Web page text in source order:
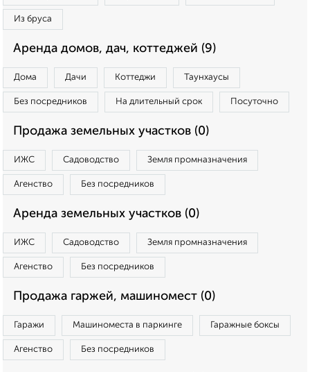
Из бруса
Аренда домов, дач, коттеджей (9)
Дома Дачи Коттеджи Таунхаусы
Без посредников На длительный срок Посуточно
Продажа земельных участков (0)
ИЖС Садоводство Земля промназначения
Агенство Без посредников
Аренда земельных участков (0)
ИЖС Садоводство Земля промназначения
Агенство Без посредников
Продажа гаржей, машиномест (0)
Гаражи Машиноместа в паркинге Гаражные боксы
Агенство Без посредников